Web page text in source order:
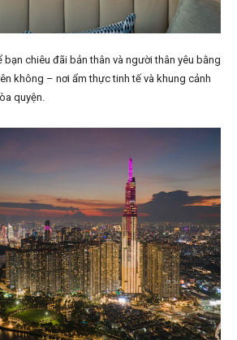
chiêu đãi bản thân và người thân yêu bằng
không – nơi ẩm thực tinh tế và khung cảnh
quyện.